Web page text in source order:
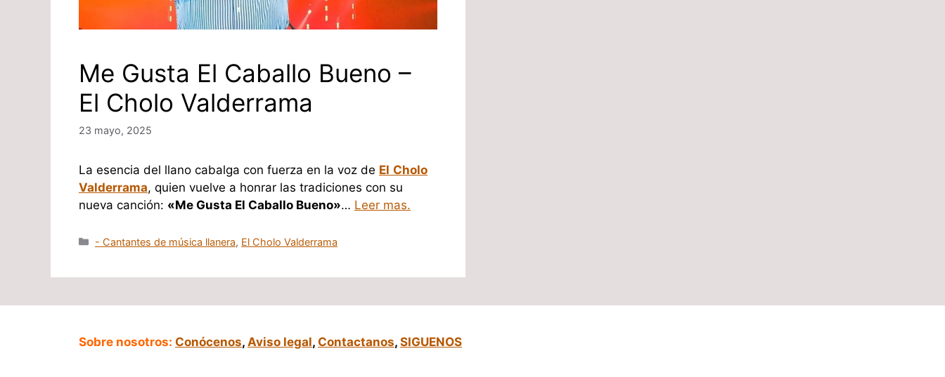
Me Gusta El Caballo Bueno –
El Cholo Valderrama
23 mayo, 2025
La esencia del llano cabalga con fuerza en la voz de El Cholo
Valderrama, quien vuelve a honrar las tradiciones con su
nueva canción: «Me Gusta El Caballo Bueno»… Leer mas.
Categorías
- Cantantes de música llanera, El Cholo Valderrama
Sobre nosotros: Conócenos, Aviso legal, Contactanos, SIGUENOS